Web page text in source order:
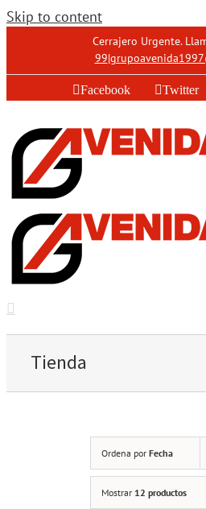
Skip to content
Cerrajero Urgente.
99|
Facebook Twitter
Tienda
Ordena por Fecha
Mostrar 12 productos